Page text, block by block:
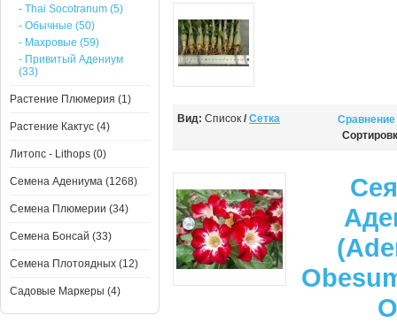
- Thai Socotranum (5)
- Обычные (50)
- Махровые (59)
- Привитый Адениум
(33)
Растение Плюмерия (1)
Растение Кактус (4)
Литопс - Lithops (0)
Семена Адениума (1268)
Семена Плюмерии (34)
Семена Бонсай (33)
Семена Плотоядных (12)
Садовые Маркеры (4)
Вид: Список / Сетка
Сравнение